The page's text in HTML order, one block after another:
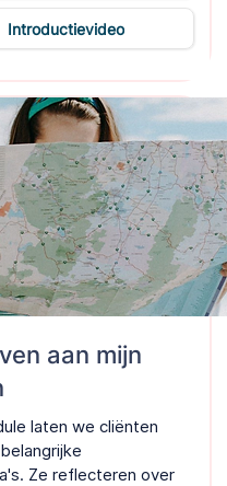
Introductievideo
aan mijn
laten we cliënten
Ze reflecteren over